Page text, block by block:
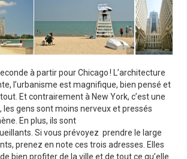
à partir pour Chicago ! L’architecture
l’urbanisme est magnifique, bien pensé et
Et contrairement à New York, c’est une
les gens sont moins nerveux et pressés
En plus, ils sont
Si vous prévoyez prendre le large
prenez en note ces trois adresses. Elles
bien profiter de la ville et de tout ce qu’elle